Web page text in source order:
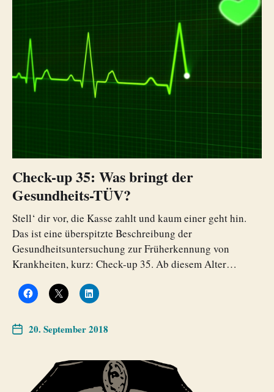
Check-up 35: Was bringt der
Gesundheits-TÜV?
Stell‘ dir vor, die Kasse zahlt und kaum einer geht hin.
Das ist eine überspitzte Beschreibung der
Gesundheitsuntersuchung zur Früherkennung von
Krankheiten, kurz: Check-up 35. Ab diesem Alter…
20. September 2018